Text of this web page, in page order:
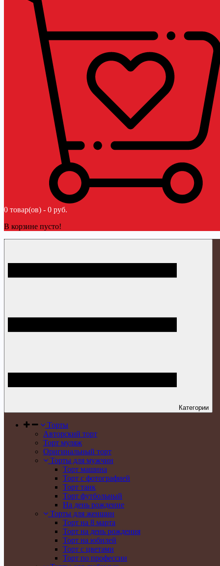
0 товар(ов) - 0 руб.
В корзине пусто!
Категории
Торты
Авторский торт
Торт муляж
Оригинальный торт
Торты для мужчин
Торт машина
Торт с фотографией
Торт танк
Торт футбольный
На день рождение
Торты для женщин
Торт на 8 марта
Торт на день рождения
Торт на юбилей
Торт с цветами
Торт по профессии